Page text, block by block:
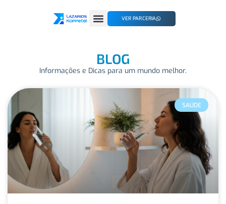
VER PARCERIA
BLOG
Informações e Dicas para um mundo melhor.
SAÚDE